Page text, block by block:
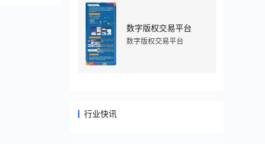
数字版权交易平台
数字版权交易平台
行业快讯